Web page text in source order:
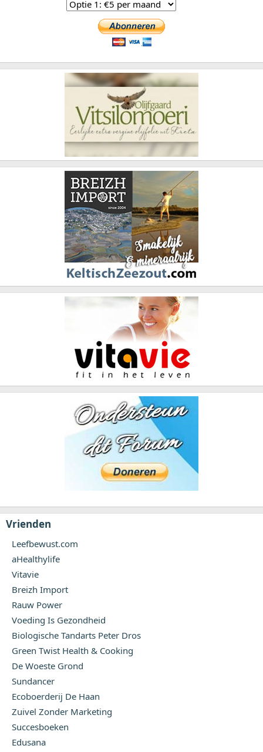
Vrienden
Leefbewust.com
aHealthylife
Vitavie
Breizh Import
Rauw Power
Voeding Is Gezondheid
Biologische Tandarts Peter Dros
Green Twist Health & Cooking
De Woeste Grond
Sundancer
Ecoboerderij De Haan
Zuivel Zonder Marketing
Succesboeken
Edusana